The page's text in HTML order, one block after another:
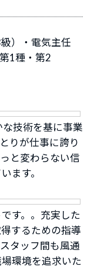
）・電気主任
1種・第2
技術を基に事業
りが仕事に誇り
と変わらない信
ます。
す。。充実した
するための指導
タッフ間も風通
環境を追求いた